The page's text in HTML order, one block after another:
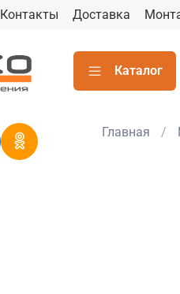
Контакты Доставка
Каталог
Главная